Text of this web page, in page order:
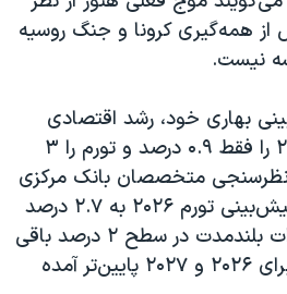
همه‌گیری کرونا و جنگ روسیه
نیست.
بهاری خود، رشد اقتصادی
منطقه یورو در سال ۲۰۲۶ را فقط ۰.۹ درصد و تورم را ۳
نظرسنجی متخصصان بانک مرکزی
اروپا نیز نشان می‌دهد پیش‌بینی تورم ۲۰۲۶ به ۲.۷ درصد
افزایش یافته، اما انتظارات بلندمدت در سطح ۲ درصد باقی
مانده و پیش‌بینی رشد برای ۲۰۲۶ و ۲۰۲۷ پایین‌تر آمده